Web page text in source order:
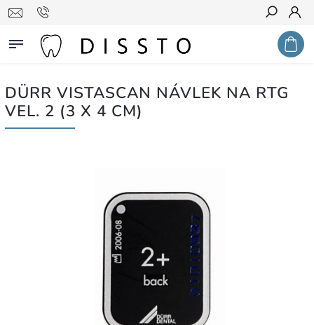
Hledat
DÜRR VISTASCAN NÁVLEK NA RTG
VEL. 2 (3 X 4 CM)